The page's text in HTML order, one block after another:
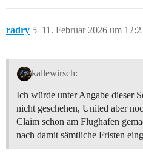
radry 11. Februar 2026 um
5
kallewirsch:
Ich würde unter Angabe dieser
nicht geschehen, United aber
Claim schon am Flughafen
nach damit sämtliche Fristen